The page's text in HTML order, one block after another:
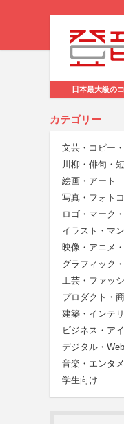
日本最大級の
カテゴリー
文芸・コピー
川柳・俳句・
絵画・アート
写真・フォト
ロゴ・マーク
イラスト・マ
映像・アニメ
グラフィック
工芸・ファッ
プロダクト・
建築・インテ
ビジネス・ア
デジタル・
音楽・エンタ
学生向け